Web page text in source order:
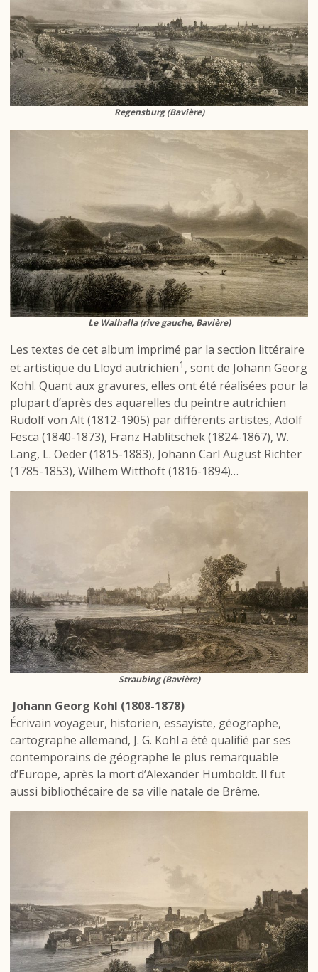
Regensburg (Bavière)
Le Walhalla (rive gauche, Bavière)
Les textes de cet album imprimé par la section littéraire
et artistique du Lloyd autrichien1 , sont de Johann Georg
Kohl. Quant aux gravures, elles ont été réalisées pour la
plupart d’après des aquarelles du peintre autrichien
Rudolf von Alt (1812-1905) par différents artistes, Adolf
Fesca (1840-1873), Franz Hablitschek (1824-1867), W.
Lang, L. Oeder (1815-1883), Johann Carl August Richter
(1785-1853), Wilhem Witthöft (1816-1894)…
Straubing (Bavière)
Johann Georg Kohl (1808-1878)
Écrivain voyageur, historien, essayiste, géographe,
cartographe allemand, J. G. Kohl a été qualifié par ses
contemporains de géographe le plus remarquable
d’Europe, après la mort d’Alexander Humboldt. Il fut
aussi bibliothécaire de sa ville natale de Brême.